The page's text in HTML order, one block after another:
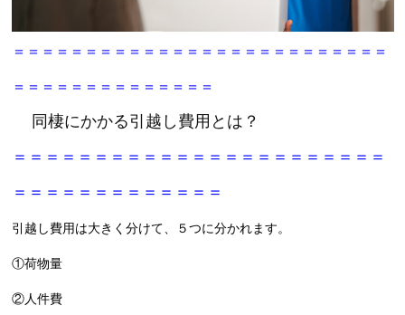
＝＝＝＝＝＝＝＝＝＝＝＝＝＝＝＝＝＝＝＝＝＝＝＝＝＝
＝＝＝＝＝＝＝＝＝＝＝＝＝＝
同棲にかかる引越し費用とは？
＝＝＝＝＝＝＝＝＝＝＝＝＝＝＝＝＝＝＝＝＝＝＝
＝＝＝＝＝＝＝＝＝＝＝＝＝
引越し費用は大きく分けて、５つに分かれます。
①荷物量
②人件費